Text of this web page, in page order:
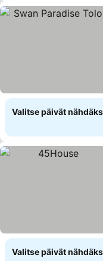
Valitse päivät
Valitse päivät